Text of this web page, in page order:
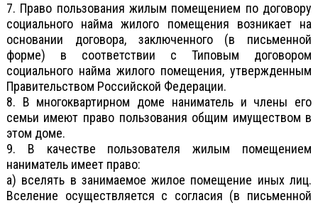
7. Право пользования жилым помещением по договору
социального найма жилого помещения возникает на
основании договора, заключенного (в письменной
форме) в соответствии с Типовым договором
социального найма жилого помещения, утвержденным
Правительством Российской Федерации.
8. В многоквартирном доме наниматель и члены его
семьи имеют право пользования общим имуществом в
этом доме.
9. В качестве пользователя жилым помещением
наниматель имеет право:
а) вселять в занимаемое жилое помещение иных лиц.
Вселение осуществляется с согласия (в письменной